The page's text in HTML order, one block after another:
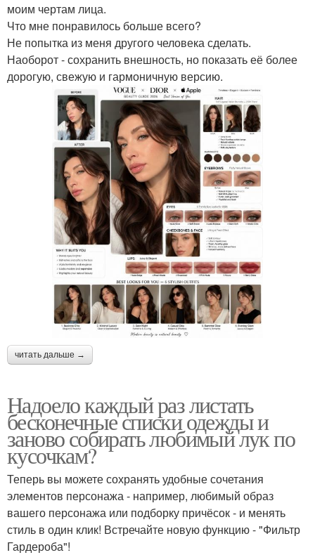
моим чертам лица.
Что мне понравилось больше всего?
Не попытка из меня другого человека сделать.
Наоборот - сохранить внешность, но показать её более
дорогую, свежую и гармоничную версию.
читать дальше →
Надоело каждый раз листать
бесконечные списки одежды и
заново собирать любимый лук по
кусочкам?
Теперь вы можете сохранять удобные сочетания
элементов персонажа - например, любимый образ
вашего персонажа или подборку причёсок - и менять
стиль в один клик! Встречайте новую функцию - "Фильтр
Гардероба"!